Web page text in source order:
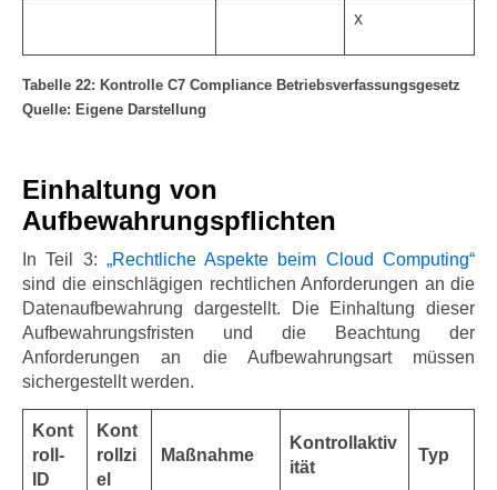
x
Tabelle 22: Kontrolle C7 Compliance Betriebsverfassungsgesetz
Quelle: Eigene Darstellung
Einhaltung von
Aufbewahrungspflichten
In Teil 3: „Rechtliche Aspekte beim Cloud Computing“
sind die einschlägigen rechtlichen Anforderungen an die
Datenaufbewahrung dargestellt. Die Einhaltung dieser
Aufbewahrungsfristen und die Beachtung der
Anforderungen an die Aufbewahrungsart müssen
sichergestellt werden.
Kont
roll-
ID
Kont
rollzi
el
Maßnahme
Kontrollaktiv
ität
Typ